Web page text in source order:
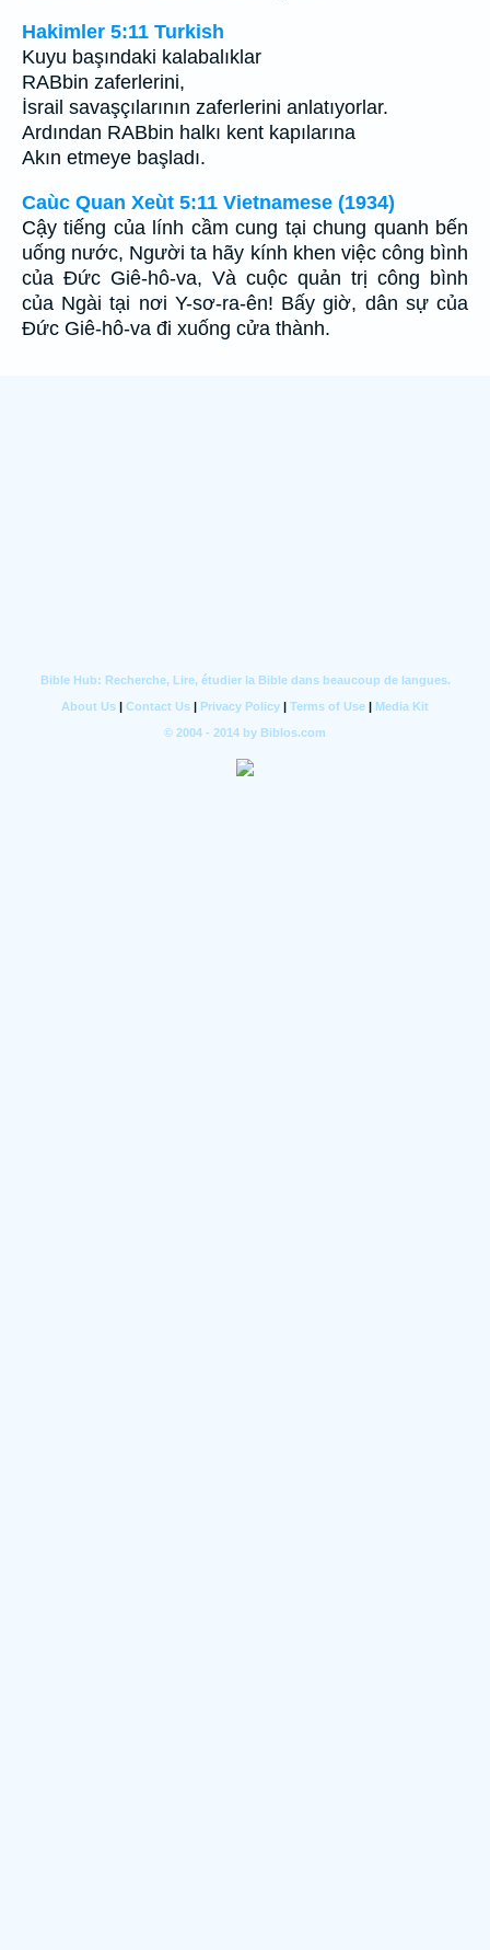
Hakimler 5:11 Turkish
Kuyu başındaki kalabalıklar
RABbin zaferlerini,
İsrail savaşçılarının zaferlerini anlatıyorlar.
Ardından RABbin halkı kent kapılarına
Akın etmeye başladı.
Caùc Quan Xeùt 5:11 Vietnamese (1934)
Cậy tiếng của lính cầm cung tại chung quanh bến
uống nước, Người ta hãy kính khen việc công bình
của Ðức Giê-hô-va, Và cuộc quản trị công bình
của Ngài tại nơi Y-sơ-ra-ên! Bấy giờ, dân sự của
Ðức Giê-hô-va đi xuống cửa thành.